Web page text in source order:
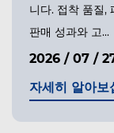
니다. 접착 품질,
판매 성과와 고...
2026 / 07 /
자세히 알아보